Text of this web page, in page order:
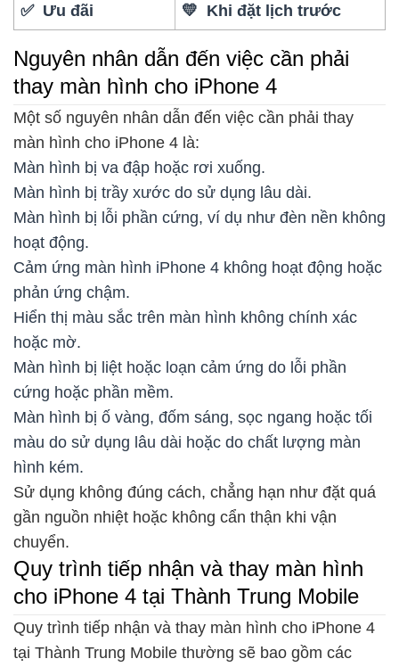
✅ Ưu đãi 💛 Khi đặt lịch trước
Nguyên nhân dẫn đến việc cần phải
thay màn hình cho iPhone 4
Một số nguyên nhân dẫn đến việc cần phải thay
màn hình cho iPhone 4 là:
Màn hình bị va đập hoặc rơi xuống.
Màn hình bị trầy xước do sử dụng lâu dài.
Màn hình bị lỗi phần cứng, ví dụ như đèn nền không
hoạt động.
Cảm ứng màn hình iPhone 4 không hoạt động hoặc
phản ứng chậm.
Hiển thị màu sắc trên màn hình không chính xác
hoặc mờ.
Màn hình bị liệt hoặc loạn cảm ứng do lỗi phần
cứng hoặc phần mềm.
Màn hình bị ố vàng, đốm sáng, sọc ngang hoặc tối
màu do sử dụng lâu dài hoặc do chất lượng màn
hình kém.
Sử dụng không đúng cách, chẳng hạn như đặt quá
gần nguồn nhiệt hoặc không cẩn thận khi vận
chuyển.
Quy trình tiếp nhận và thay màn hình
cho iPhone 4 tại Thành Trung Mobile
Quy trình tiếp nhận và thay màn hình cho iPhone 4
tại Thành Trung Mobile thường sẽ bao gồm các